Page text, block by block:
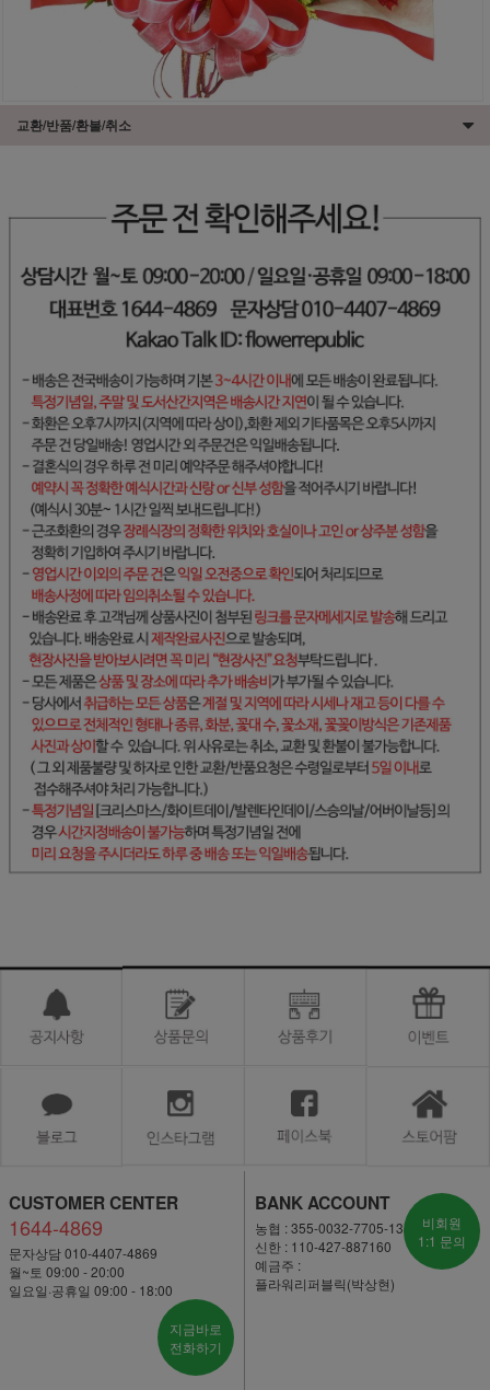
교환/반품/환불/취소
CUSTOMER CENTER
1644-4869
문자상담 010-4407-4869
월~토 09:00 - 20:00
일요일·공휴일 09:00 - 18:00
지금바로
전화하기
BANK ACCOUNT
농협 : 355-0032-7705-13
신한 : 110-427-887160
예금주 :
플라워리퍼블릭(박상현)
비회원
1:1 문의